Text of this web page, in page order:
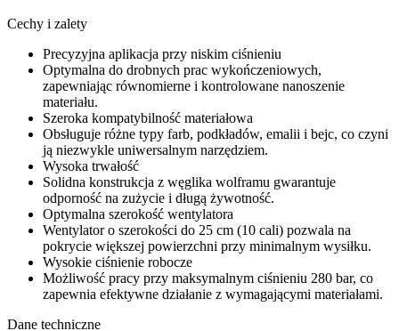
Możliwość pracy przy maksymalnym ciśnieniu 280 bar, co
Dane techniczne
Rodzaj produktu:
Kompatybilny uchwyt:RAC X HandTite Tip Guard
Kompatybilne materiały: Podkład, Bejce, Pokost, Farba
wodna, Emalia, Lateks, Farby na bazie rozpuszczalnika
Maksymalna prędkość przepływu:
Maksymalne ciśnienie robocze:280 bar / 28000 kPa / 4050
psi
Materiał:Węglik wolframu
Końcówka GRACO RAC X FF LP 512 do drobnych prac
wykończeniowych 0,57 l/min
190,99zł